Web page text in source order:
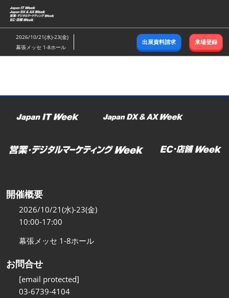
ス
キ
ッ
し
む
2026/10/21(水)-23(金)
幕張メッセ 1-8ホール
出展資料請求 来場登録
開催概要
2026/10/21(水)-23(金)
10:00-17:00
幕張メッセ 1-8ホール
お問合せ
[email protected]
03-6739-4104